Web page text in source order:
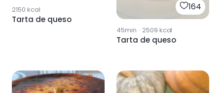
2150 kcal
Tarta de queso
164
45min · 2509 kcal
Tarta de queso